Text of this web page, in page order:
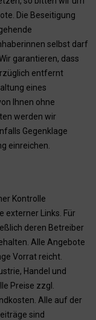
Die Beseitigung
selbst darf
garantieren, dass
entfernt
eines
Ihnen ohne
werden wir
Gegenklage
einreichen.
Kontrolle
externer Links. Für
deren Betreiber
Alle Angebote
Vorrat reicht.
Handel und
Preise zzgl.
Alle auf der
sind